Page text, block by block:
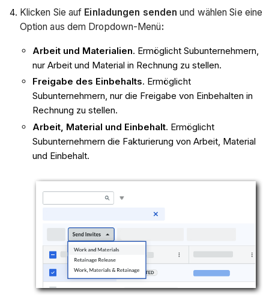
Klicken Sie auf Einladungen senden und wählen Sie eine
Option aus dem Dropdown-Menü:
Arbeit und Materialien. Ermöglicht Subunternehmern,
nur Arbeit und Material in Rechnung zu stellen.
Freigabe des Einbehalts. Ermöglicht
Subunternehmern, nur die Freigabe von Einbehalten in
Rechnung zu stellen.
Arbeit, Material und Einbehalt. Ermöglicht
Subunternehmern die Fakturierung von Arbeit, Material
und Einbehalt.